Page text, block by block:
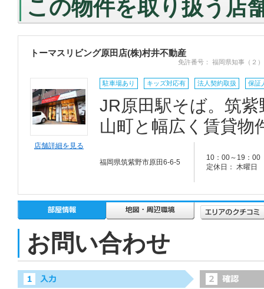
この物件を取り扱う店
トーマスリビング原田店(株)村井不動産
免許番号： 福岡県知事（２
店舗詳細を見る
駐車場あり キッズ対応有 法人契約取扱 保証
JR原田駅そば。筑
山町と幅広く賃貸物
福岡県筑紫野市原田6-6-5
10：00～19：00
定休日： 木曜日
お問い合わせ